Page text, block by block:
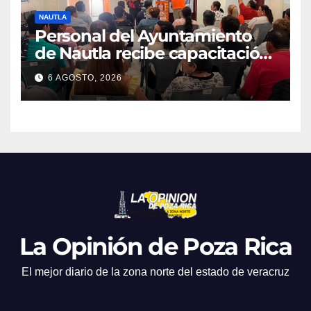
NAUTLA
Personal del Ayuntamiento
de Nautla recibe capacitación
en atención a emergencias
6 AGOSTO, 2026
La Opinión de Poza Rica
El mejor diario de la zona norte del estado de veracruz